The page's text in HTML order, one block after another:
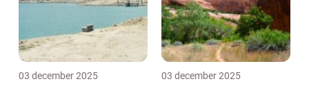
03 december 2025 03 december 2025